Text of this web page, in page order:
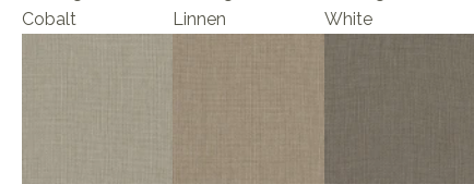
Cobalt
Linnen
White